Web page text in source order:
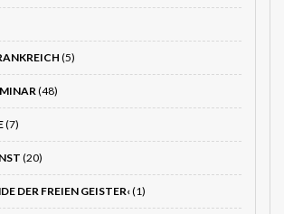
(5)
(48)
(7)
(20)
DER FREIEN GEISTER‹(1)